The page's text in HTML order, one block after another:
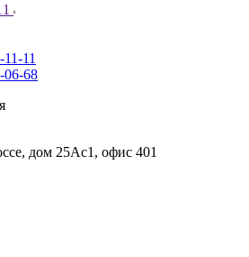
11
06-68
дом 25Аc1, офис 401